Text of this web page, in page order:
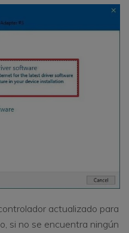
actualizado para
si no se encuentra ningún